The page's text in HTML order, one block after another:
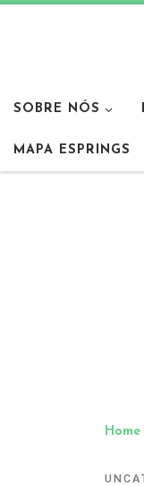
SOBRE NÓS
MAPA ESPRINGS
Home